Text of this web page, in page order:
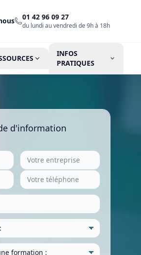
01 42 96 09 27
du lundi au vendredi de 9h à 18h
INFOS
PRATIQUES
d'information